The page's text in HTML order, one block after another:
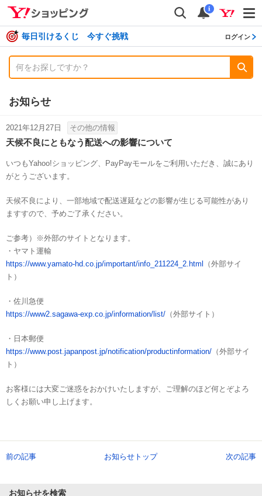
検索
通知
i
毎日引けるくじ 今すぐ挑戦 ログイン
お知らせ
2021年12月27日 その他の情報
天候不良にともなう配送への影響について
いつもYahoo!ショッピング、PayPayモールをご利用いただき、誠にあり
がとうございます。
天候不良により、一部地域で配送遅延などの影響が生じる可能性があり
ますすので、予めご了承ください。
ご参考）※外部のサイトとなります。
・ヤマト運輸
https://www.yamato-hd.co.jp/important/info_211224_2.html
（外部サイ
ト）
・佐川急便
https://www2.sagawa-exp.co.jp/information/list/ （外部サイト）
・日本郵便
https://www.post.japanpost.jp/notification/productinformation/ （外部サイ
ト）
お客様には大変ご迷惑をおかけいたしますが、ご理解のほど何とぞよろ
しくお願い申し上げます。
前の記事 お知らせトップ 次の記事
お知らせを検索